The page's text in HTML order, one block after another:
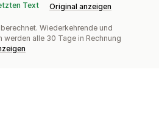
Text Original anzeigen
Wiederkehrende und
alle 30 Tage in Rechnung